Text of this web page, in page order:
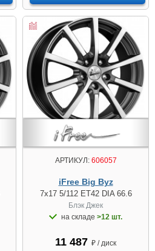
АРТИКУЛ:606057
iFree Big Byz
7x17 5/112 ET42 DIA 66.6
Блэк Джек
на складе >12 шт.
11 487 ₽ / диск